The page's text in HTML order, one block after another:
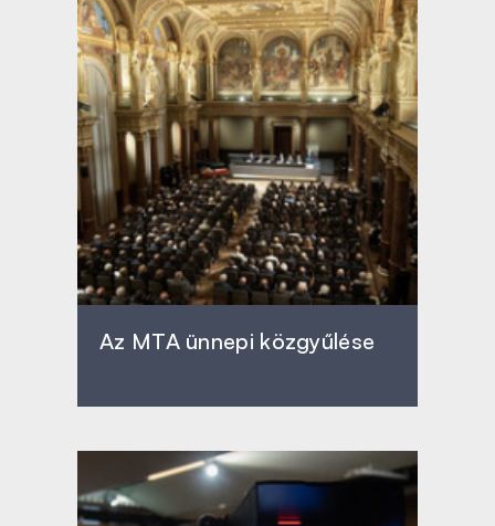
Az MTA ünnepi közgyűlése